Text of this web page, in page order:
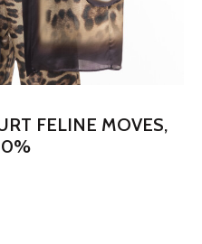
FELINE MOVES,